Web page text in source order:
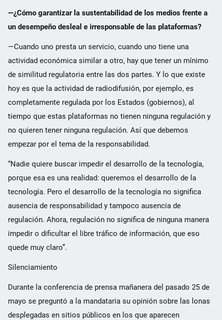
—¿Cómo garantizar la sustentabilidad de los medios frente a
un desempeño desleal e irresponsable de las plataformas?
—Cuando uno presta un servicio, cuando uno tiene una
actividad económica similar a otro, hay que tener un mínimo
de similitud regulatoria entre las dos partes. Y lo que existe
hoy es que la actividad de radiodifusión, por ejemplo, es
completamente regulada por los Estados (gobiernos), al
tiempo que estas plataformas no tienen ninguna regulación y
no quieren tener ninguna regulación. Así que debemos
empezar por el tema de la responsabilidad.
“Nadie quiere buscar impedir el desarrollo de la tecnología,
porque esa es una realidad: queremos el desarrollo de la
tecnología. Pero el desarrollo de la tecnología no significa
ausencia de responsabilidad y tampoco ausencia de
regulación. Ahora, regulación no significa de ninguna manera
impedir o dificultar el libre tráfico de información, que eso
quede muy claro”.
Silenciamiento
Durante la conferencia de prensa mañanera del pasado 25 de
mayo se preguntó a la mandataria su opinión sobre las lonas
desplegadas en sitios públicos en los que aparecen